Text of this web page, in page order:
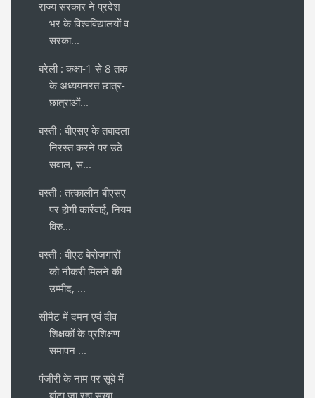
राज्य सरकार ने प्रदेश
भर के विश्वविद्यालयों व
सरका...
बरेली : कक्षा-1 से 8 तक
के अध्ययनरत छात्र-
छात्राओं...
बस्ती : बीएसए के तबादला
निरस्त करने पर उठे
सवाल, स...
बस्ती : तत्कालीन बीएसए
पर होगी कार्रवाई, नियम
विरु...
बस्ती : बीएड बेरोजगारों
को नौकरी मिलने की
उम्मीद, ...
सीमैट में दमन एवं दीव
शिक्षकों के प्रशिक्षण
समापन ...
पंजीरी के नाम पर सूबे में
बांटा जा रहा सूखा